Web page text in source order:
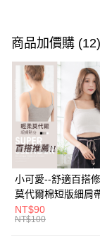
信用卡一次付款
超商取貨付款
LINE Pay
Apple Pay
街口支付
悠遊付
Google Pay
全盈+PAY
商品加價購 (12)
小可愛--舒適百搭
莫代爾棉短版細肩
色背心(白.黑.灰L-
U582眼圈熊中大尺
NT$90
NT$100